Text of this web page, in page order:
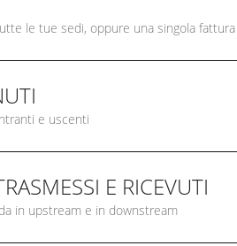
le tue sedi, oppure una singola
e uscenti
E RICEVUTI
in upstream e in downstream